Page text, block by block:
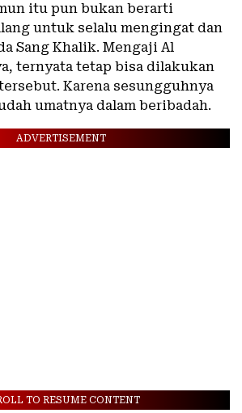
itu pun bukan berarti
untuk selalu mengingat dan
Sang Khalik. Mengaji Al
ternyata tetap bisa dilakukan
Karena sesungguhnya
umatnya dalam beribadah.
ADVERTISEMENT
TO RESUME CONTENT